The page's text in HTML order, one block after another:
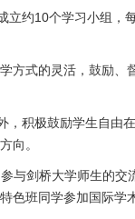
立约10个学习小组，
方式的灵活，鼓励
积极鼓励学生自由
向。
参与剑桥大学师生的
班同学参加国际学